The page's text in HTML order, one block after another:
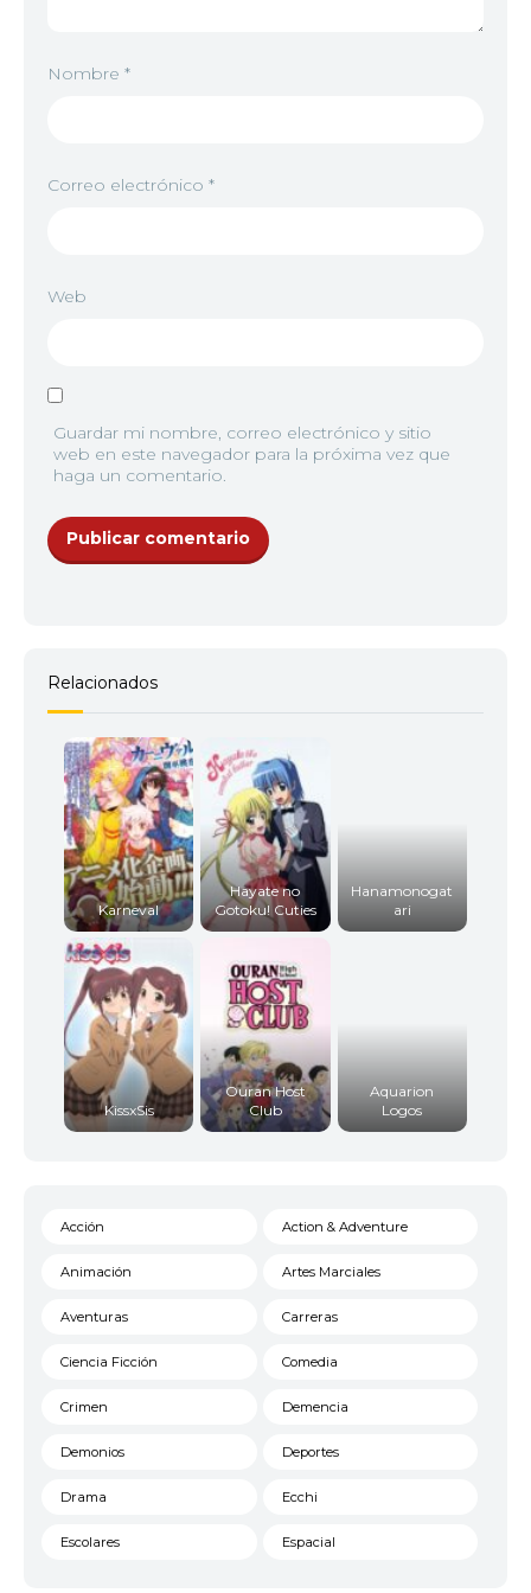
8
12 <img src="//image.tmdb.org/t/p/w92/
Nombre *
Correo electrónico *
Web
Guardar mi nombre, correo electrónico y sitio
web en este navegador para la próxima vez que
haga un comentario.
Relacionados
Karneval
Hayate no
Gotoku! Cuties
Hanamonogat
ari
KissxSis
Ouran Host
Club
Aquarion
Logos
Acción Action & Adventure
Animación Artes Marciales
Aventuras Carreras
Ciencia Ficción Comedia
Crimen Demencia
Demonios Deportes
Drama Ecchi
Escolares Espacial